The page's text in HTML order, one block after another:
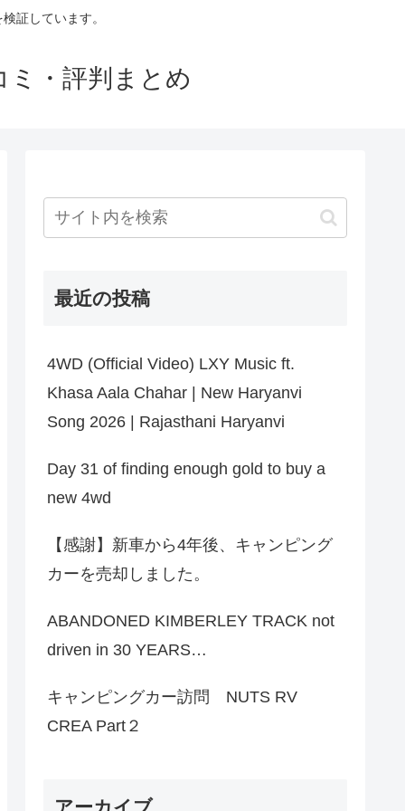
証しています。
ミ・評判まとめ
最近の投稿
4WD (Official Video) LXY Music ft.
Khasa Aala Chahar | New Haryanvi
Song 2026 | Rajasthani Haryanvi
Day 31 of finding enough gold to buy a
new 4wd
【感謝】新車から4年後、キャンピング
カーを売却しました。
ABANDONED KIMBERLEY TRACK not
driven in 30 YEARS…
キャンピングカー訪問 NUTS RV
CREA Part２
アーカイブ